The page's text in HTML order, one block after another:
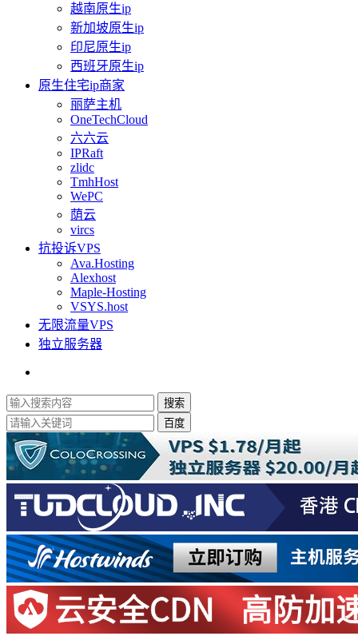
越南原生ip
新加坡原生ip
印尼原生ip
西班牙原生ip
原生住宅ip商家
丽萨主机
OneTechCloud
六六云
IPRaft
zlidc
TmhHost
WePC
荫云
vircs
抗投诉VPS
Ava.Hosting
Alexhost
Maple-Hosting
VSYS.host
无限流量VPS
独立服务器